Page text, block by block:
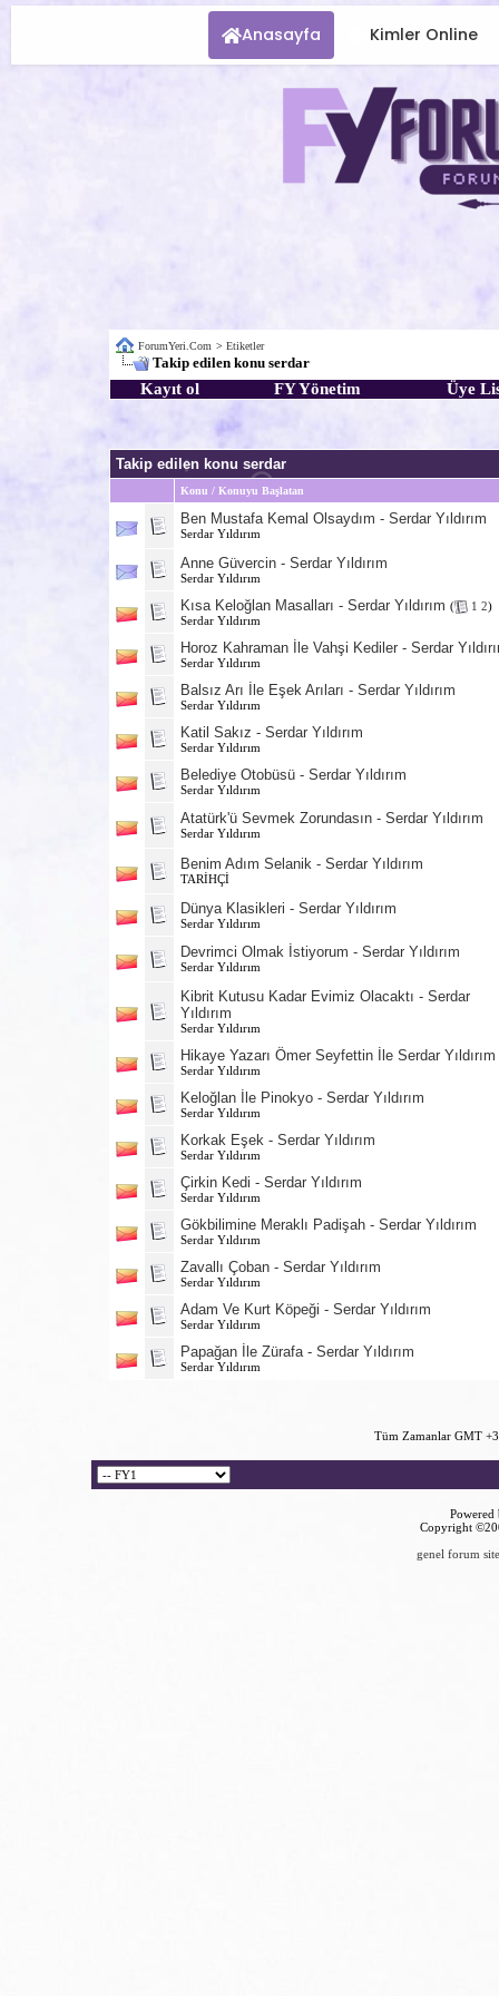
Anasayfa Kimler Online
ForumYeri.Com > Etiketler
Takip edilen konu serdar
Kayıt ol FY Yönetim Üye
Takip edilen konu serdar
Konu / Konuyu Başlatan
Ben Mustafa Kemal Olsaydım - Serdar Yıldırım
Serdar Yıldırım
Anne Güvercin - Serdar Yıldırım
Serdar Yıldırım
Kısa Keloğlan Masalları - Serdar Yıldırım ( 1 2)
Serdar Yıldırım
Horoz Kahraman İle Vahşi Kediler - Serdar
Serdar Yıldırım
Balsız Arı İle Eşek Arıları - Serdar Yıldırım
Serdar Yıldırım
Katil Sakız - Serdar Yıldırım
Serdar Yıldırım
Belediye Otobüsü - Serdar Yıldırım
Serdar Yıldırım
Atatürk'ü Sevmek Zorundasın - Serdar Yıldırım
Serdar Yıldırım
Benim Adım Selanik - Serdar Yıldırım
TARİHÇİ
Dünya Klasikleri - Serdar Yıldırım
Serdar Yıldırım
Devrimci Olmak İstiyorum - Serdar Yıldırım
Serdar Yıldırım
Kibrit Kutusu Kadar Evimiz Olacaktı - Serdar
Yıldırım
Serdar Yıldırım
Hikaye Yazarı Ömer Seyfettin İle Serdar Yıldırım
Serdar Yıldırım
Keloğlan İle Pinokyo - Serdar Yıldırım
Serdar Yıldırım
Korkak Eşek - Serdar Yıldırım
Serdar Yıldırım
Çirkin Kedi - Serdar Yıldırım
Serdar Yıldırım
Gökbilimine Meraklı Padişah - Serdar Yıldırım
Serdar Yıldırım
Zavallı Çoban - Serdar Yıldırım
Serdar Yıldırım
Adam Ve Kurt Köpeği - Serdar Yıldırım
Serdar Yıldırım
Papağan İle Zürafa - Serdar Yıldırım
Serdar Yıldırım
Tüm Zamanlar GMT
Copyright
genel forum